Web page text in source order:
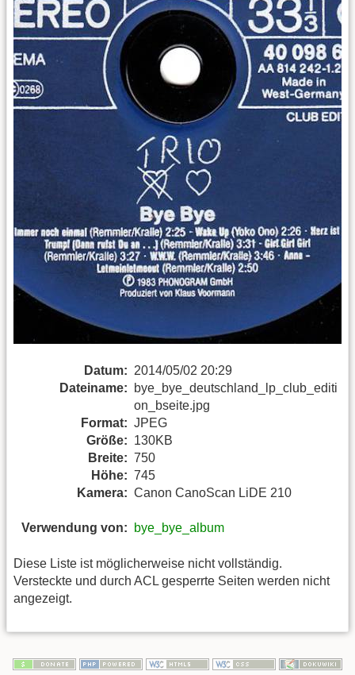
Datum: 2014/05/02 20:29
Dateiname:
bye_bye_deutschland_lp_club_editi
on_bseite.jpg
Format: JPEG
Größe: 130KB
Breite: 750
Höhe: 745
Kamera: Canon CanoScan LiDE 210
Verwendung von: bye_bye_album
Diese Liste ist möglicherweise nicht vollständig.
Versteckte und durch ACL gesperrte Seiten werden nicht
angezeigt.